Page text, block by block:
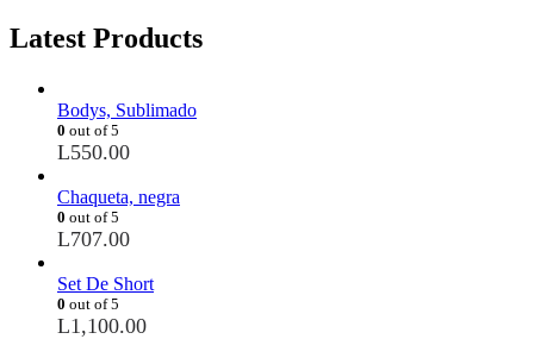
Latest Products
Bodys, Sublimado
0 out of 5
L550.00
Chaqueta, negra
0 out of 5
L707.00
Set De Short
0 out of 5
L1,100.00